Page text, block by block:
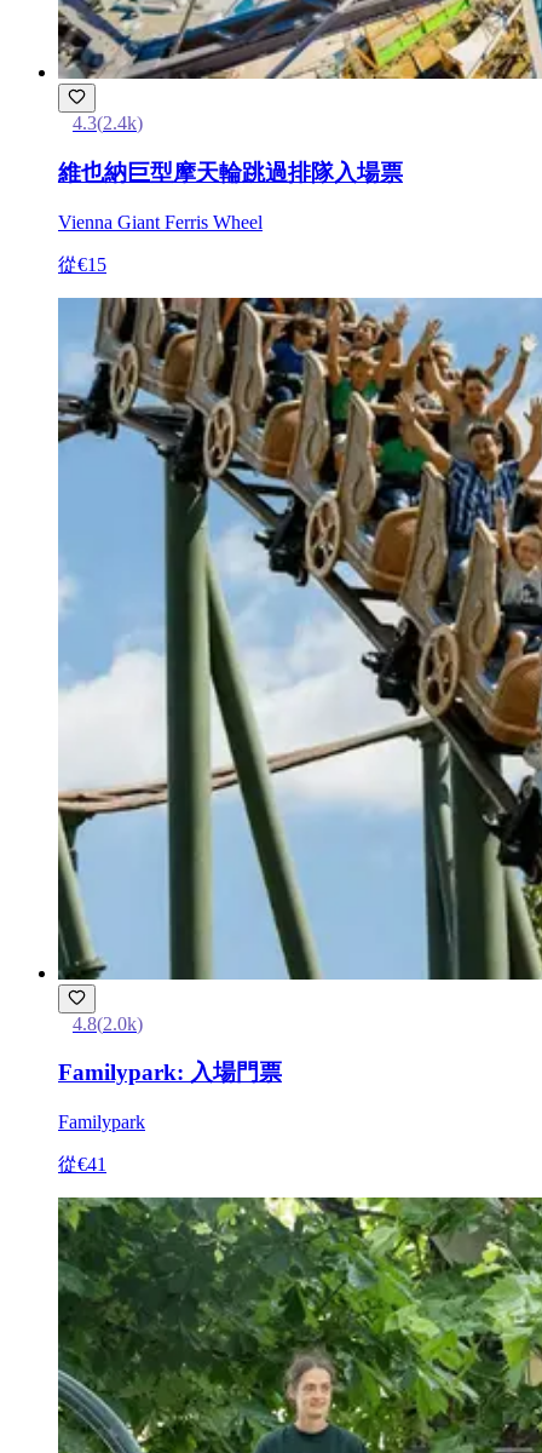
4.3(2.4k)
維也納巨型摩天輪跳過排隊入場票
Vienna Giant Ferris Wheel
從€15
4.8(2.0k)
Familypark: 入場門票
Familypark
從€41